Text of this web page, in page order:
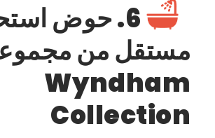
6. حوض
مستقل من
Wyndham
Collection